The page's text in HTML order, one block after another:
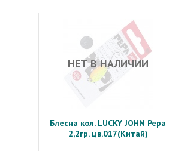
НЕТ В НАЛИЧИИ
Блесна кол. LUCKY JOHN Pepa
2,2гр. цв.017(Китай)